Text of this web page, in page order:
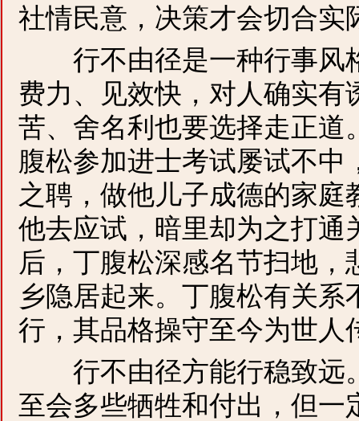
社情民意，决策才会切合实
行不由径是一种行事风
费力、见效快，对人确实
苦、舍名利也要选择走正道
腹松参加进士考试屡试不
之聘，做他儿子成德的家
他去应试，暗里却为之打通
后，丁腹松深感名节扫地
乡隐居起来。丁腹松有关系
行，其品格操守至今为世人
行不由径方能行稳致远
至会多些牺牲和付出，但